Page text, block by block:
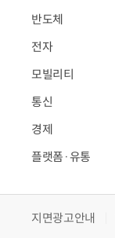
반도체
전자
모빌리티
통신
경제
플랫폼·유통
지면광고안내